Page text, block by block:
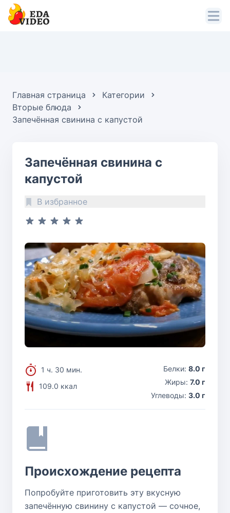
Главная страница
Категории
Вторые блюда
Запечённая свинина с капустой
Запечённая свинина с
капустой
В избранное
1 ч. 30 мин.
109.0 ккал
Белки: 8.0 г
Жиры: 7.0 г
Углеводы: 3.0 г
Происхождение рецепта
Попробуйте приготовить эту вкусную
запечённую свинину с капустой — сочное,